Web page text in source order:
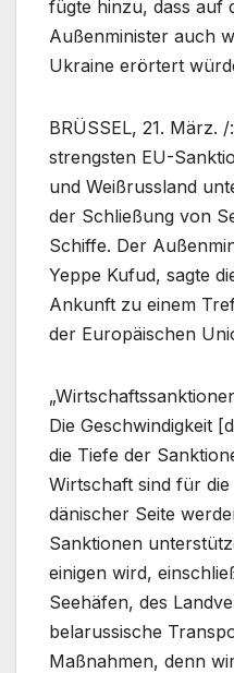
fügte hinzu, dass auf
Außenminister auch
Ukraine erörtert
BRÜSSEL, 21. März.
strengsten EU-
und Weißrussland
der Schließung von
Schiffe. Der
Yeppe Kufud, sagte
Ankunft zu einem
der Europäischen
Die Geschwindigkeit
die Tiefe der
Wirtschaft sind für
dänischer Seite
Sanktionen
einigen wird,
Seehäfen, des
belarussische
Maßnahmen, denn